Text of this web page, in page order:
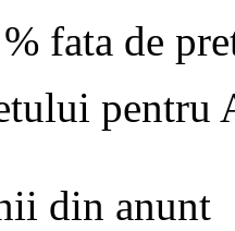
fata de
pentru
din anunt